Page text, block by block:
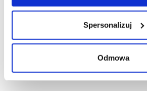
Spersonalizuj
Odmowa